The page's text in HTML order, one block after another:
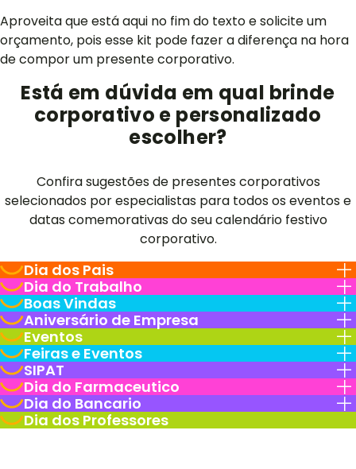
Aproveita que está aqui no fim do texto e solicite um
orçamento, pois esse kit pode fazer a diferença na hora
de compor um presente corporativo.
Está em dúvida em qual brinde
corporativo e personalizado
escolher?
Confira sugestões de presentes corporativos
selecionados por especialistas para todos os eventos e
datas comemorativas do seu calendário festivo
corporativo.
Dia dos Pais
Dia do Trabalho
Boas Vindas
Aniversário de Empresa
Eventos
Feiras e Eventos
SIPAT
Dia do Farmaceutico
Dia do Bancario
Dia dos Professores